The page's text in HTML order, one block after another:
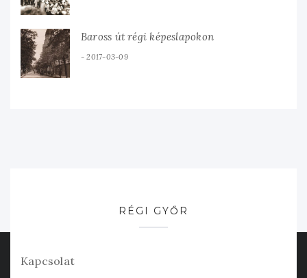
Baross út régi képeslapokon
2017-03-09
RÉGI GYŐR
Kapcsolat